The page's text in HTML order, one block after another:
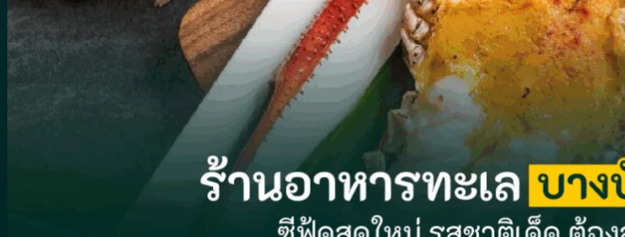
ผัก
จิ้มจุ่มหม้อดิน
อาหารอีสาน